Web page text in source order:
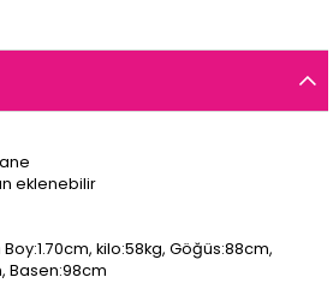
eklenebilir
kilo:58kg, Göğüs:88cm,
Basen:98cm